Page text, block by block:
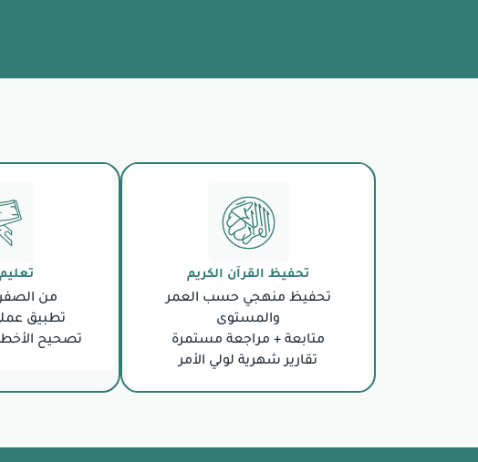
تحفيظ القرآن الكريم
تحفيظ منهجي حسب العمر
والمستوى
متابعة + مراجعة مستمرة
تقارير شهرية لولي الأمر
من الصفر
تطبيق عملي
تصحيح